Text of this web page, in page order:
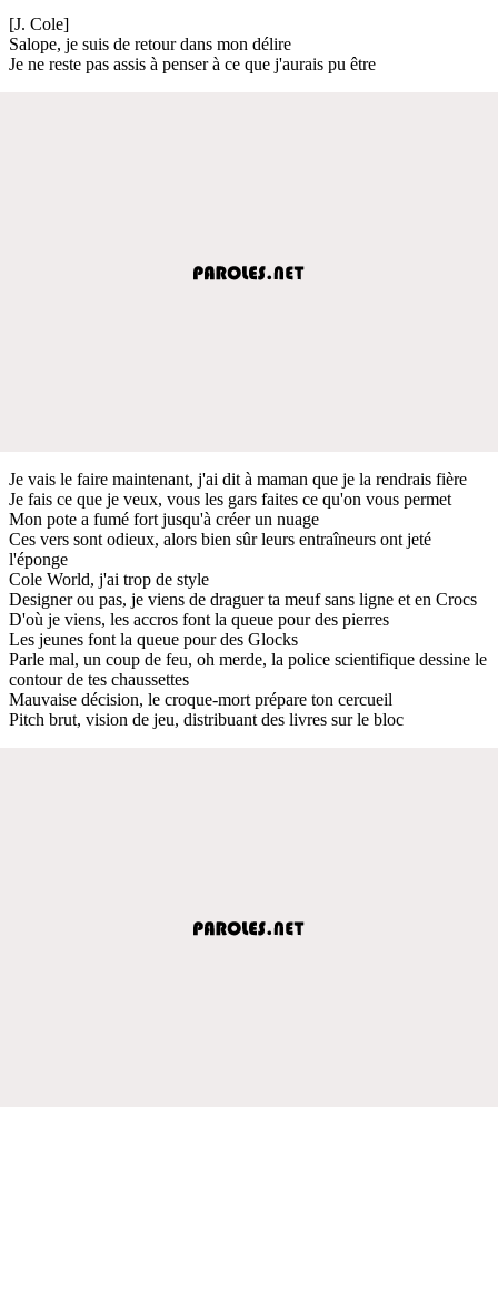
[J. Cole]
Salope, je suis de retour dans mon délire
Je ne reste pas assis à penser à ce que j'aurais pu être
Je vais le faire maintenant, j'ai dit à maman que je la rendrais fière
Je fais ce que je veux, vous les gars faites ce qu'on vous permet
Mon pote a fumé fort jusqu'à créer un nuage
Ces vers sont odieux, alors bien sûr leurs entraîneurs ont jeté
l'éponge
Cole World, j'ai trop de style
Designer ou pas, je viens de draguer ta meuf sans ligne et en Crocs
D'où je viens, les accros font la queue pour des pierres
Les jeunes font la queue pour des Glocks
Parle mal, un coup de feu, oh merde, la police scientifique dessine le
contour de tes chaussettes
Mauvaise décision, le croque-mort prépare ton cercueil
Pitch brut, vision de jeu, distribuant des livres sur le bloc